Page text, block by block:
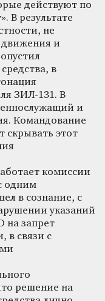
действуют по
В результате
не
движения и
в
ЗИЛ-131. В
и
Командование
скрывать этот
комиссии
одним
в сознание, с
указаний
запрет
в связи с
решение на